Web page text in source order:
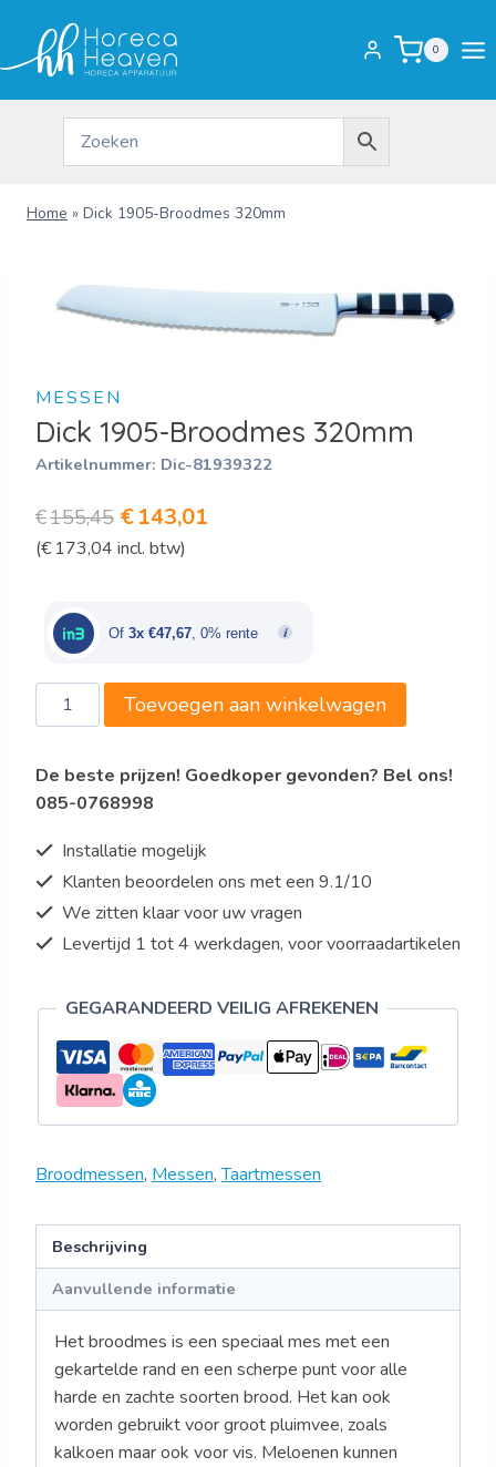
inhoud
0
Home » Dick 1905-Broodmes 320mm
MESSEN
Dick 1905-Broodmes 320mm
Artikelnummer: Dic-81939322
€155,45 Oorspronkelijke
prijs
€155,45.
€143,01
€143,01.
(€ 173,04 incl. btw)
Of 3x €47,67, 0% rente
Dick
1905-
320mm
aantal
Toevoegen aan winkelwagen
De beste prijzen! Goedkoper gevonden? Bel ons!
085-0768998
Installatie mogelijk
Klanten beoordelen ons met een 9.1/10
We zitten klaar voor uw vragen
Levertijd 1 tot 4 werkdagen, voor voorraadartikelen
GEGARANDEERD VEILIG AFREKENEN
Broodmessen, Messen,Taartmessen
Beschrijving
Aanvullende informatie
Het broodmes is een speciaal mes met een
gekartelde rand en een scherpe punt voor alle
harde en zachte soorten brood. Het kan ook
worden gebruikt voor groot pluimvee, zoals
kalkoen maar ook voor vis. Meloenen kunnen